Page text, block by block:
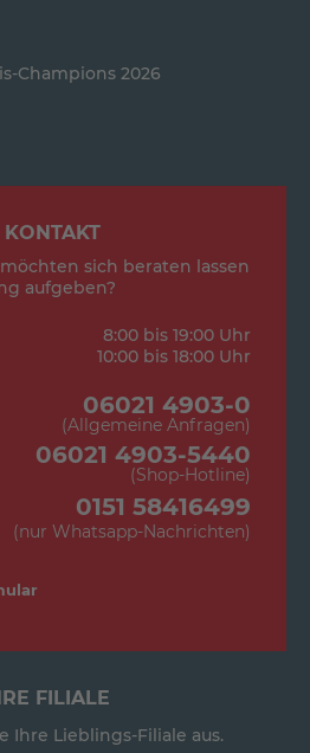
Champions 2026
sich beraten lassen
aufgeben?
8:00 bis 19:00 Uhr
10:00 bis 18:00 Uhr
06021 4903-0
(Allgemeine Anfragen)
06021 4903-5440
(Shop-Hotline)
0151 58416499
(nur Whatsapp-Nachrichten)
FILIALE
Ihre Lieblings-Filiale aus.